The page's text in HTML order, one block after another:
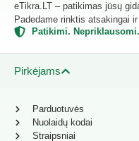
eTikra.LT – patikimas jūsų
Padedame rinktis atsakingai
Patikimi.
Pirkėjams
Parduotuvės
Nuolaidų kodai
Straipsniai